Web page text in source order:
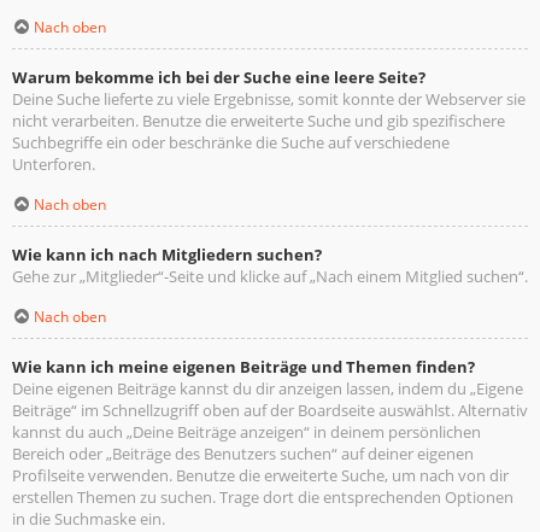
Nach oben
Warum bekomme ich bei der Suche eine leere Seite?
Deine Suche lieferte zu viele Ergebnisse, somit konnte der Webserver sie
nicht verarbeiten. Benutze die erweiterte Suche und gib spezifischere
Suchbegriffe ein oder beschränke die Suche auf verschiedene
Unterforen.
Nach oben
Wie kann ich nach Mitgliedern suchen?
Gehe zur „Mitglieder“-Seite und klicke auf „Nach einem Mitglied suchen“.
Nach oben
Wie kann ich meine eigenen Beiträge und Themen finden?
Deine eigenen Beiträge kannst du dir anzeigen lassen, indem du „Eigene
Beiträge“ im Schnellzugriff oben auf der Boardseite auswählst. Alternativ
kannst du auch „Deine Beiträge anzeigen“ in deinem persönlichen
Bereich oder „Beiträge des Benutzers suchen“ auf deiner eigenen
Profilseite verwenden. Benutze die erweiterte Suche, um nach von dir
erstellen Themen zu suchen. Trage dort die entsprechenden Optionen
in die Suchmaske ein.